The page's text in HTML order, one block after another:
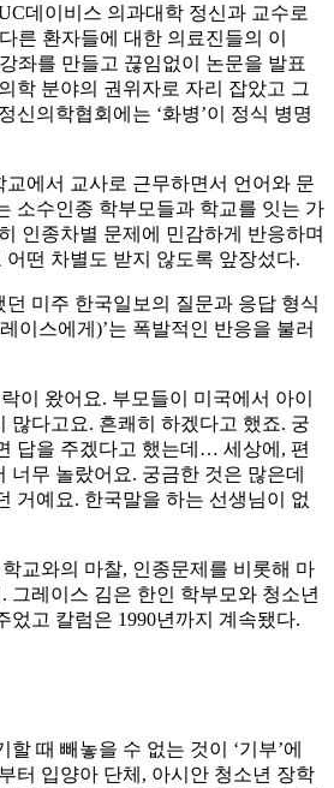
데이비스 의과대학 정신과 교수로
른 환자들에 대한 의료진들의 이
좌를 만들고 끊임없이 논문을 발표
학 분야의 권위자로 자리 잡았고 그
신의학협회에는 ‘화병’이 정식 병명
에서 교사로 근무하면서 언어와 문
소수인종 학부모들과 학교를 잇는 가
인종차별 문제에 민감하게 반응하며
떤 차별도 받지 않도록 앞장섰다.
던 미주 한국일보의 질문과 응답 형식
레이스에게)’는 폭발적인 반응을 불러
이 왔어요. 부모들이 미국에서 아이
많다고요. 흔쾌히 하겠다고 했죠. 궁
답을 주겠다고 했는데… 세상에, 편
너무 놀랐어요. 궁금한 것은 많은데
거예요. 한국말을 하는 선생님이 없
교와의 마찰, 인종문제를 비롯해 마
그레이스 김은 한인 학부모와 청소년
었고 칼럼은 1990년까지 계속됐다.
때 빼놓을 수 없는 것이 ‘기부’에
터 입양아 단체, 아시안 청소년 장학